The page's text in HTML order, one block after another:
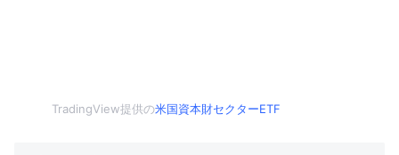
TradingView提供の米国資本財セクターETF